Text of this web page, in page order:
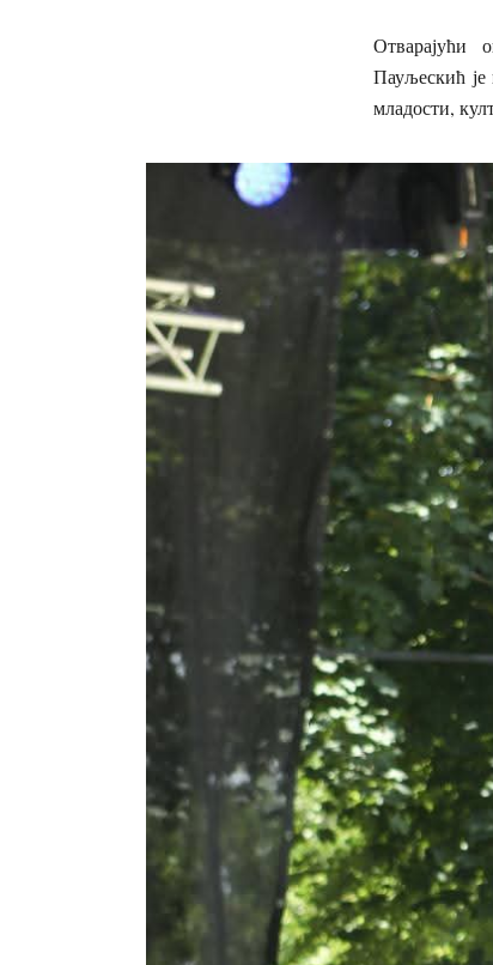
Отварајући
Пауљескић је
младости,